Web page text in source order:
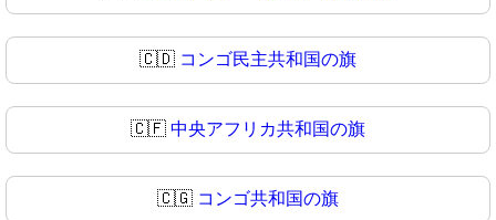
🇨🇩 コンゴ民主共和国の旗
🇨🇫 中央アフリカ共和国の旗
🇨🇬 コンゴ共和国の旗